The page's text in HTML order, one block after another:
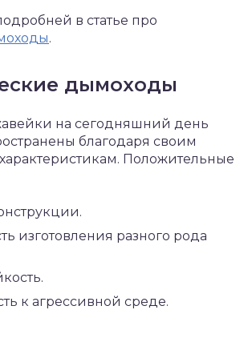
в статье про
.
дымоходы
на сегодняшний день
благодаря своим
Положительные
изготовления разного рода
к агрессивной среде.